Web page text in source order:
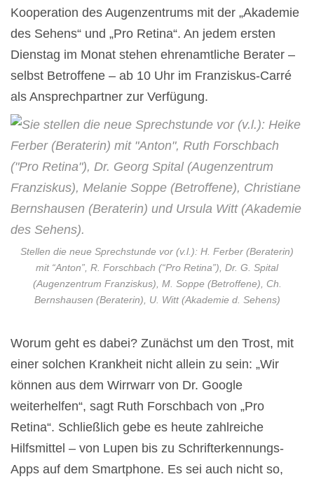
Kooperation des Augenzentrums mit der „Akademie
des Sehens“ und „Pro Retina“. An jedem ersten
Dienstag im Monat stehen ehrenamtliche Berater –
selbst Betroffene – ab 10 Uhr im Franziskus-Carré
als Ansprechpartner zur Verfügung.
Stellen die neue Sprechstunde vor (v.l.): H. Ferber (Beraterin)
mit “Anton”, R. Forschbach (“Pro Retina”), Dr. G. Spital
(Augenzentrum Franziskus), M. Soppe (Betroffene), Ch.
Bernshausen (Beraterin), U. Witt (Akademie d. Sehens)
Worum geht es dabei? Zunächst um den Trost, mit
einer solchen Krankheit nicht allein zu sein: „Wir
können aus dem Wirrwarr von Dr. Google
weiterhelfen“, sagt Ruth Forschbach von „Pro
Retina“. Schließlich gebe es heute zahlreiche
Hilfsmittel – von Lupen bis zu Schrifterkennungs-
Apps auf dem Smartphone. Es sei auch nicht so,